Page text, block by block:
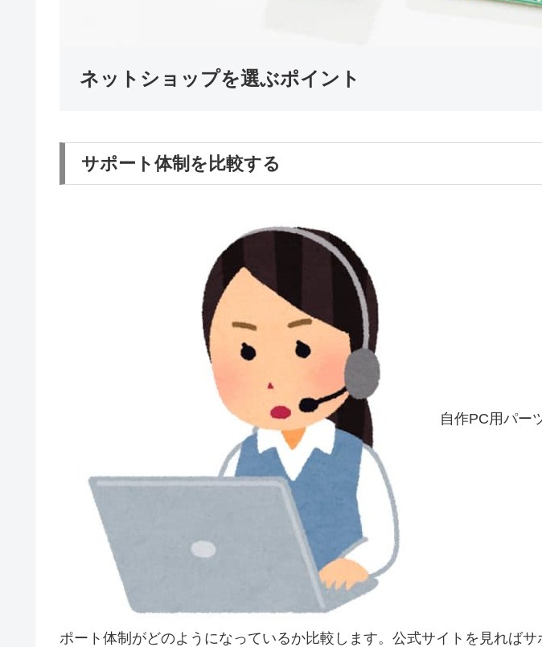
ネットショップを選ぶポイント
サポート体制を比較する
自作PC用パー
ポート体制がどのようになっているか比較します。公式サイトを見れば